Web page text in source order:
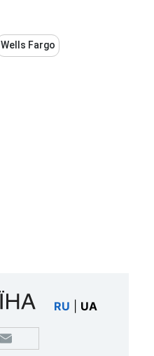
Wells Fargo
RU UA